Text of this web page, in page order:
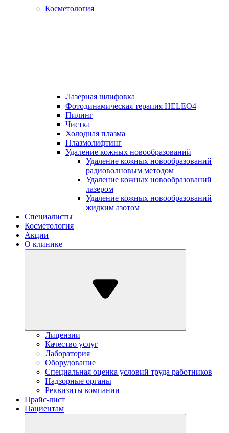
Косметология
Лазерная шлифовка
Фотодинамическая терапия HELEO4
Пилинг
Чистка
Холодная плазма
Плазмолифтинг
Удаление кожных новообразований
Удаление кожных новообразований
радиоволновым методом
Удаление кожных новообразований
лазером
Удаление кожных новообразований
жидким азотом
Специалисты
Косметология
Акции
О клинике
Лицензии
Качество услуг
Лаборатория
Оборудование
Специальная оценка условий труда работников
Надзорные органы
Реквизиты компании
Прайс-лист
Пациентам